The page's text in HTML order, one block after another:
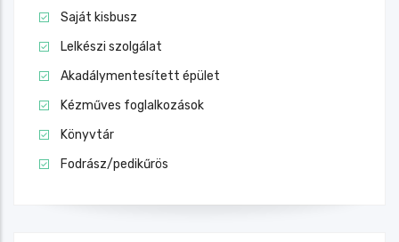
Saját kisbusz
Lelkészi szolgálat
Akadálymentesített épület
Kézműves foglalkozások
Könyvtár
Fodrász/pedikűrös